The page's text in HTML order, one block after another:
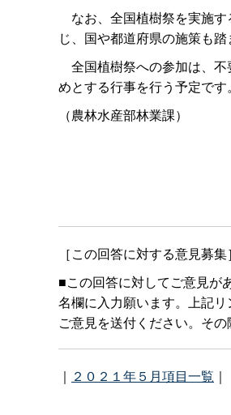
なお、全国植樹祭を実施す
じ、国や都道府県の施策も
全国植樹祭への参加は、不
めとする行事を行う予定です。
（農林水産部林業課）
［この回答に対する意見募集］
■この回答に対してご意見が
名欄に入力願います。上記
ご意見を送付ください。そ
｜ ２０２１年５月項目一覧 ｜